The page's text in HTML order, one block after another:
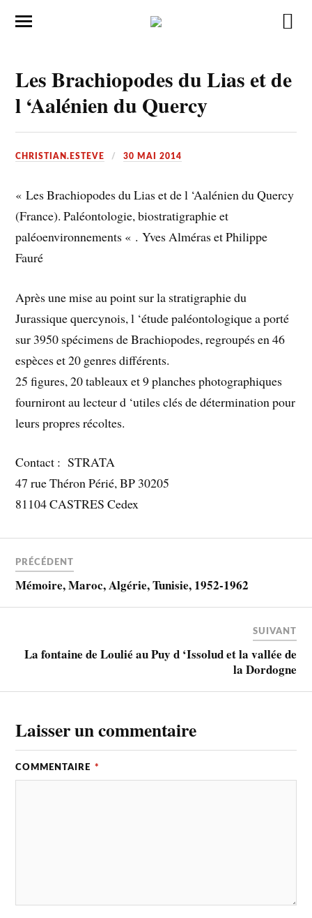
Les Brachiopodes du Lias et de
l ‘Aalénien du Quercy
CHRISTIAN.ESTEVE 30 MAI 2014
« Les Brachiopodes du Lias et de l ‘Aalénien du Quercy
(France). Paléontologie, biostratigraphie et
paléoenvironnements « . Yves Alméras et Philippe
Fauré
Après une mise au point sur la stratigraphie du
Jurassique quercynois, l ‘étude paléontologique a porté
sur 3950 spécimens de Brachiopodes, regroupés en 46
espèces et 20 genres différents.
25 figures, 20 tableaux et 9 planches photographiques
fourniront au lecteur d ‘utiles clés de détermination pour
leurs propres récoltes.
Contact : STRATA
47 rue Théron Périé, BP 30205
81104 CASTRES Cedex
PRÉCÉDENT
Mémoire, Maroc, Algérie, Tunisie, 1952-1962
SUIVANT
La fontaine de Loulié au Puy d ‘Issolud et la vallée de
la Dordogne
Laisser un commentaire
COMMENTAIRE *